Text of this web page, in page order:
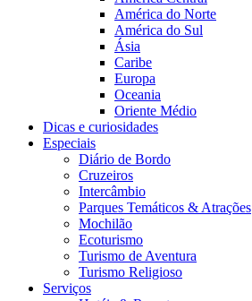
América do Norte
América do Sul
Ásia
Caribe
Europa
Oceania
Oriente Médio
Dicas e curiosidades
Especiais
Diário de Bordo
Cruzeiros
Intercâmbio
Parques Temáticos & Atrações
Mochilão
Ecoturismo
Turismo de Aventura
Turismo Religioso
Serviços